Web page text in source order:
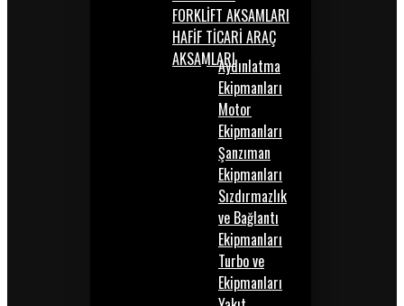
FORKLİFT AKSAMLARI
HAFİF TİCARİ ARAÇ
AKSAMLARIAydınlatma
Ekipmanları
Motor
Ekipmanları
Şanzıman
Ekipmanları
Sızdırmazlık
ve Bağlantı
Ekipmanları
Turbo ve
Ekipmanları